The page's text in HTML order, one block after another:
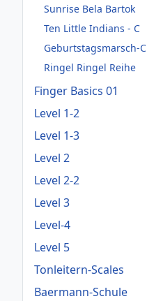
Sunrise Bela Bartok
Ten Little Indians - C
Geburtstagsmarsch-C
Ringel Ringel Reihe
Finger Basics 01
Level 1-2
Level 1-3
Level 2
Level 2-2
Level 3
Level-4
Level 5
Tonleitern-Scales
Baermann-Schule